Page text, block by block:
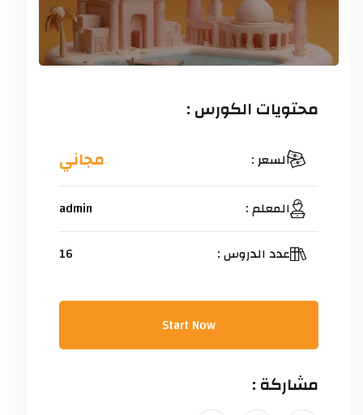
محتويات الكورس :
السعر : مجاني
المعلم : admin
عدد الدروس : 16
Start Now
مشاركة :